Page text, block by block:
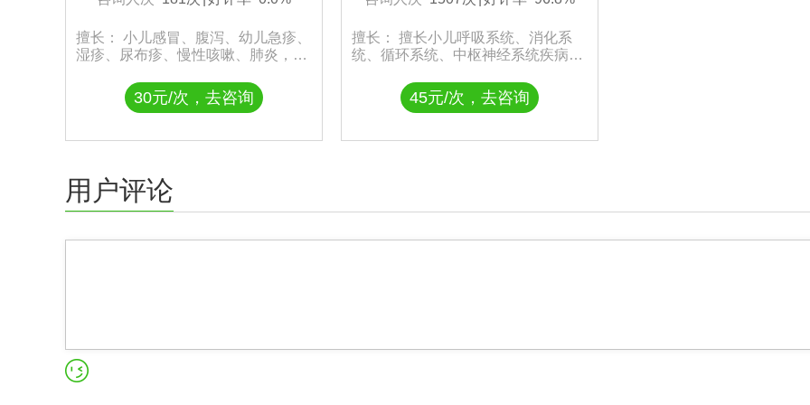
擅长： 小儿感冒、腹泻、幼儿急疹、
湿疹、尿布疹、慢性咳嗽、肺炎，同
发育、儿童保健方面具有丰富的经
30元/次，去咨询
擅长： 擅长小儿呼吸系统、消化系
统、循环系统、中枢神经系统疾病的
45元/次，去咨询
用户评论